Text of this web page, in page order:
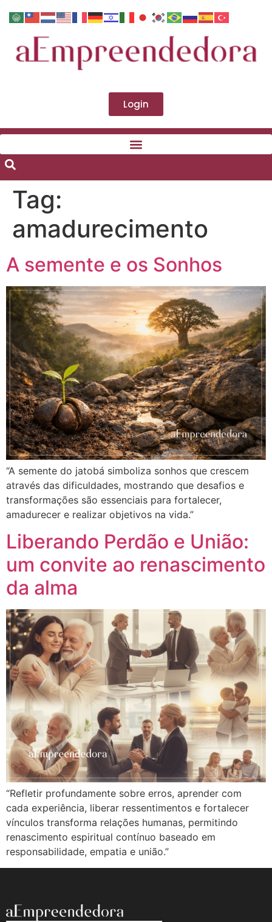
Login
Tag:
amadurecimento
A semente e os Sonhos
“A semente do jatobá simboliza sonhos que crescem
através das dificuldades, mostrando que desafios e
transformações são essenciais para fortalecer,
amadurecer e realizar objetivos na vida.”
Liberando Perdão e União:
um convite ao renascimento
da alma
“Refletir profundamente sobre erros, aprender com
cada experiência, liberar ressentimentos e fortalecer
vínculos transforma relações humanas, permitindo
renascimento espiritual contínuo baseado em
responsabilidade, empatia e união.”